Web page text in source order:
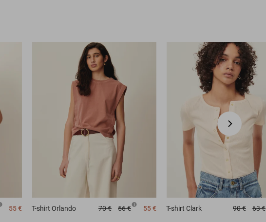
55 € T-shirt Orlando 70 € 56 € 55 € T-shirt Clark 90 € 63 €